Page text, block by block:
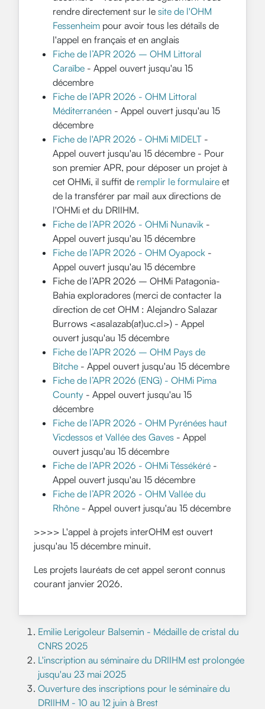
rendre directement sur le site de l'OHM
Fessenheim pour avoir tous les détails de
l'appel en français et en anglais
Fiche de l’APR 2026 – OHM Littoral
Caraïbe - Appel ouvert jusqu'au 15
décembre
Fiche de l’APR 2026 - OHM Littoral
Méditerranéen - Appel ouvert jusqu'au 15
décembre
Fiche de l'APR 2026 - OHMi MIDELT -
Appel ouvert jusqu'au 15 décembre - Pour
son premier APR, pour déposer un projet à
cet OHMi, il suffit de remplir le formulaire et
de la transférer par mail aux directions de
l'OHMi et du DRIIHM.
Fiche de l’APR 2026 - OHMi Nunavik -
Appel ouvert jusqu'au 15 décembre
Fiche de l’APR 2026 - OHM Oyapock -
Appel ouvert jusqu'au 15 décembre
Fiche de l’APR 2026 – OHMi Patagonia-
Bahia exploradores (merci de contacter la
direction de cet OHM : Alejandro Salazar
Burrows <asalazab(at)uc.cl>) - Appel
ouvert jusqu'au 15 décembre
Fiche de l’APR 2026 – OHM Pays de
Bitche - Appel ouvert jusqu'au 15 décembre
Fiche de l’APR 2026 (ENG) - OHMi Pima
County - Appel ouvert jusqu'au 15
décembre
Fiche de l’APR 2026 - OHM Pyrénées haut
Vicdessos et Vallée des Gaves - Appel
ouvert jusqu'au 15 décembre
Fiche de l’APR 2026 - OHMi Téssékéré -
Appel ouvert jusqu'au 15 décembre
Fiche de l’APR 2026 - OHM Vallée du
Rhône - Appel ouvert jusqu'au 15 décembre
>>>> L'appel à projets interOHM est ouvert
jusqu'au 15 décembre minuit.
Les projets lauréats de cet appel seront connus
courant janvier 2026.
Emilie Lerigoleur Balsemin - Médaille de cristal du
CNRS 2025
L'inscription au séminaire du DRIIHM est prolongée
jusqu'au 23 mai 2025
Ouverture des inscriptions pour le séminaire du
DRIIHM - 10 au 12 juin à Brest